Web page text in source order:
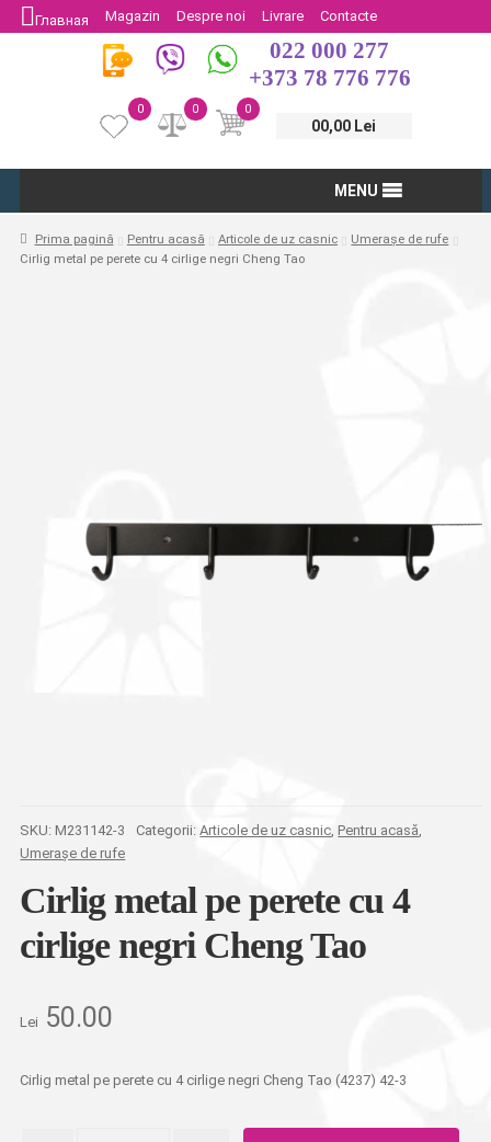
Главная Magazin Despre noi Livrare
Contacte
Protectia Consumatorului
Întoarcere
022 000 277
+373 78 776 776
0
00,00 Lei
0
0
MENU
Prima pagină Pentru acasă Articole de uz casnic
Umerașe de rufe
Cirlig metal pe perete cu 4 cirlige negri Cheng Tao
SKU: M231142-3 Categorii:Articole de uz casnic,Pentru acasă,
Umerașe de rufe
Cirlig metal pe perete cu 4
cirlige negri Cheng Tao
Lei 50.00
Cirlig metal pe perete cu 4 cirlige negri Cheng Tao (4237) 42-3